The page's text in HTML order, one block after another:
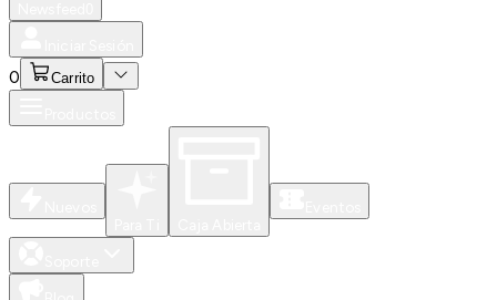
0 Carrito